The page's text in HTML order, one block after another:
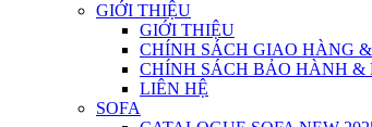
GIỚI THIỆU
GIỚI THIỆU
CHÍNH SÁCH GIAO HÀNG
CHÍNH SÁCH BẢO HÀNH &
LIÊN HỆ
SOFA